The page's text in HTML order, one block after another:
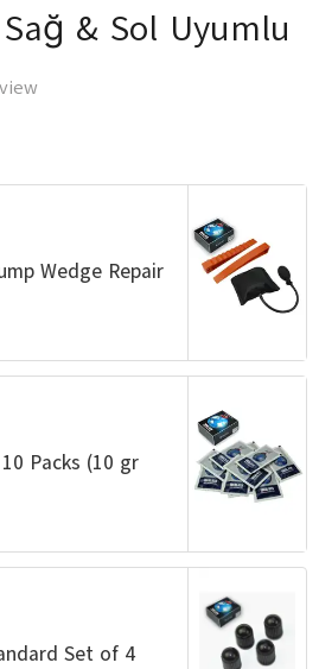
& Sol Uyumlu
Wedge Repair
Packs (10 gr
Set of 4